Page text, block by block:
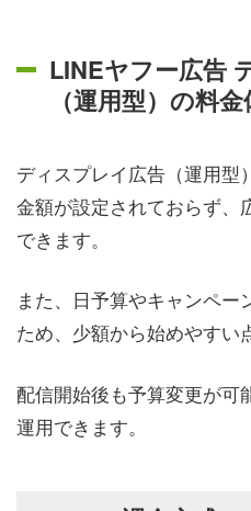
LINEヤフー広告
（運用型）の料
ディスプレイ広告（運用型
金額が設定されておらず、
できます。
また、日予算やキャンペー
ため、少額から始めやすい
配信開始後も予算変更が可
運用できます。